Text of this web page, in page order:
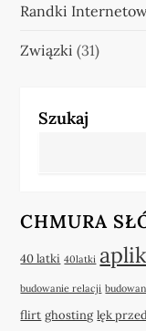
Randki
Związki (31)
Szukaj
CHMURA
40 latki 40latki
budowanie relacji
flirt ghosting lęk